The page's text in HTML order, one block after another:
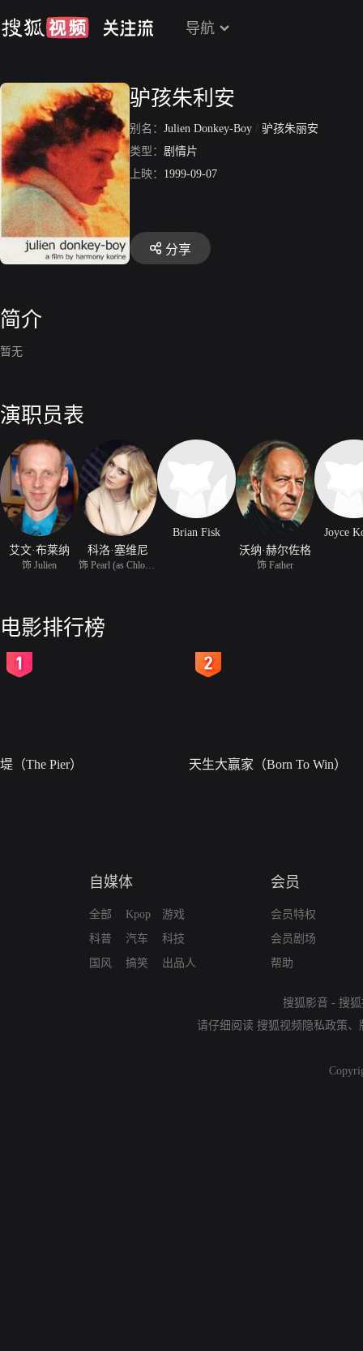
导航
驴孩朱利安
别名： Julien Donkey-Boy / 驴孩朱丽安
类型： 剧情片
上映： 1999-09-07
分享
简介
暂无
演职员表
艾文·布莱纳
饰 Julien
科洛·塞维尼
Brian Fisk
沃纳·赫尔佐格
饰 Father
Joyce
电影排行榜
堤（The Pier） 天生大赢家（Born To Win）
自媒体
全部
科普
国风
Kpop
汽车
搞笑
游戏
科技
出品人
会员
会员特权
会员剧场
帮助
搜狐影音 - 搜
请仔细阅读 搜狐视频隐私政策、